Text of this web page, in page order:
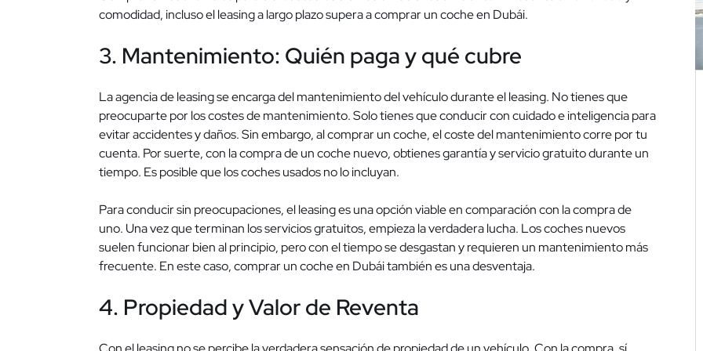
comodidad, incluso el leasing a largo plazo supera a comprar un coche en Dubái.
3. Mantenimiento: Quién paga y qué cubre
La agencia de leasing se encarga del mantenimiento del vehículo durante el leasing. No tienes que
preocuparte por los costes de mantenimiento. Solo tienes que conducir con cuidado e inteligencia para
evitar accidentes y daños. Sin embargo, al comprar un coche, el coste del mantenimiento corre por tu
cuenta. Por suerte, con la compra de un coche nuevo, obtienes garantía y servicio gratuito durante un
tiempo. Es posible que los coches usados ​​no lo incluyan.
Para conducir sin preocupaciones, el leasing es una opción viable en comparación con la compra de
uno. Una vez que terminan los servicios gratuitos, empieza la verdadera lucha. Los coches nuevos
suelen funcionar bien al principio, pero con el tiempo se desgastan y requieren un mantenimiento más
frecuente. En este caso, comprar un coche en Dubái también es una desventaja.
4. Propiedad y Valor de Reventa